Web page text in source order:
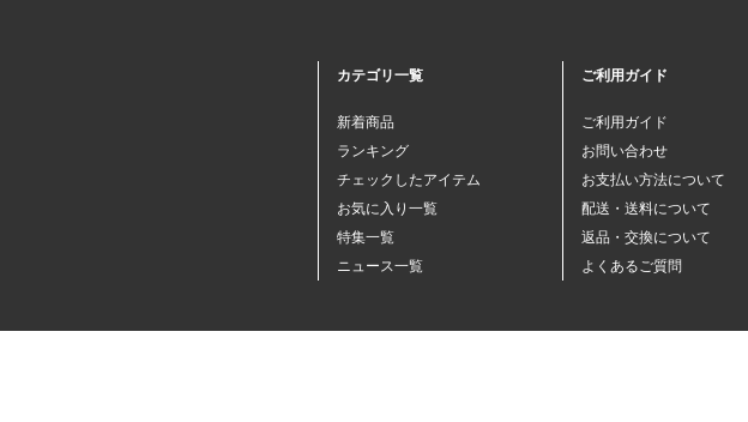
カテゴリ一覧
新着商品
ランキング
チェックしたアイテム
お気に入り一覧
特集一覧
ニュース一覧
ご利用ガイド
ご利用ガイド
お問い合わせ
お支払い方法について
配送・送料について
返品・交換について
よくあるご質問